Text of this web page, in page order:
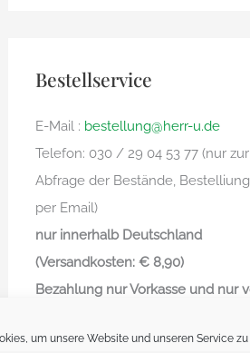
um unsere Website und unseren Service
Bestellservice
E-Mail : bestellung@herr-u.de
Telefon: 030 / 29 04 53 77 (nur zur
Abfrage der Bestände,
per Email)
nur innerhalb Deutschland
(Versandkosten: € 8,90)
Bezahlung nur Vorkasse und nur
Bankkonto – kein Paypal